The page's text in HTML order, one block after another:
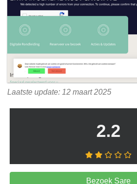
Laatste update: 12 maart 2025
2.2
Bezoek Sare